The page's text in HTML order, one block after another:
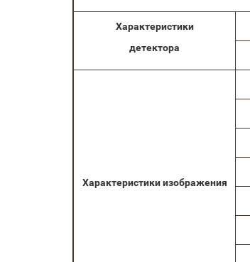
Характеристики
детектора
Характеристики изображения